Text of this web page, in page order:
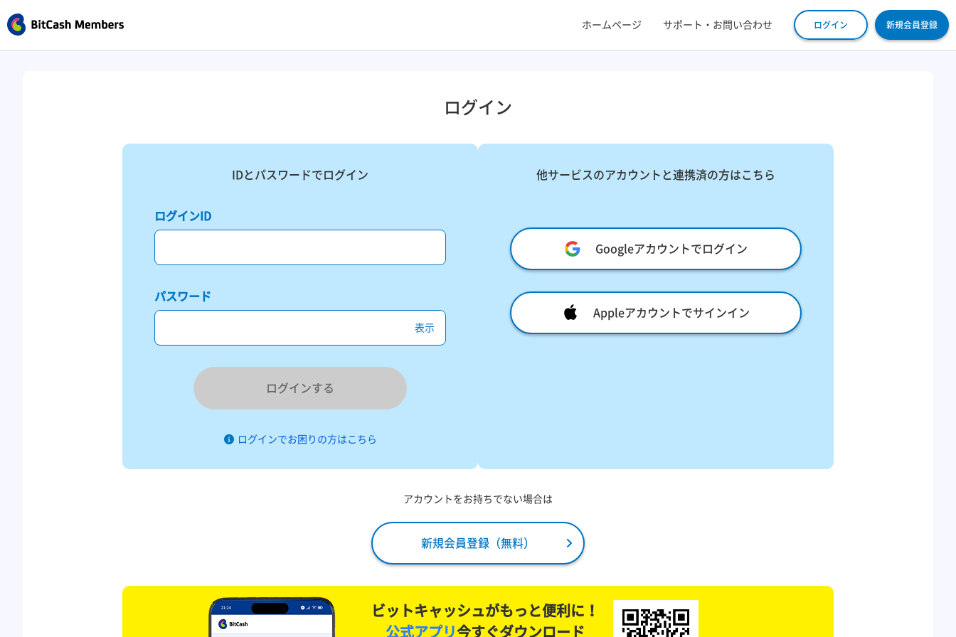
ホームページ サポート・お問い合わせ ログイン 新規会員登録
ログイン
IDとパスワードでログイン
ログインID
パスワード
表示
ログインする
ログインでお困りの方はこちら
他サービスのアカウントと連携済の方はこちら
Googleアカウントでログイン
Appleアカウントでサインイン
アカウントをお持ちでない場合は
新規会員登録（無料）
ビットキャッシュがもっと便利に！
公式アプリ今すぐダウンロード